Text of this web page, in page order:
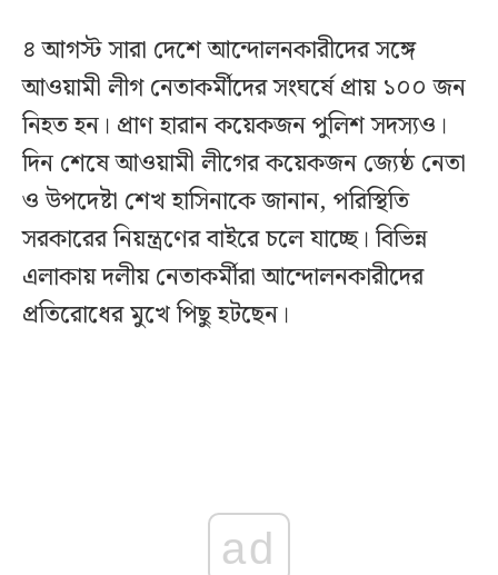
৪ আগস্ট সারা দেশে আন্দোলনকারীদের সঙ্গে
আওয়ামী লীগ নেতাকর্মীদের সংঘর্ষে প্রায় ১০০ জন
নিহত হন। প্রাণ হারান কয়েকজন পুলিশ সদস্যও।
দিন শেষে আওয়ামী লীগের কয়েকজন জ্যেষ্ঠ নেতা
ও উপদেষ্টা শেখ হাসিনাকে জানান, পরিস্থিতি
সরকারের নিয়ন্ত্রণের বাইরে চলে যাচ্ছে। বিভিন্ন
এলাকায় দলীয় নেতাকর্মীরা আন্দোলনকারীদের
প্রতিরোধের মুখে পিছু হটছেন।
ad